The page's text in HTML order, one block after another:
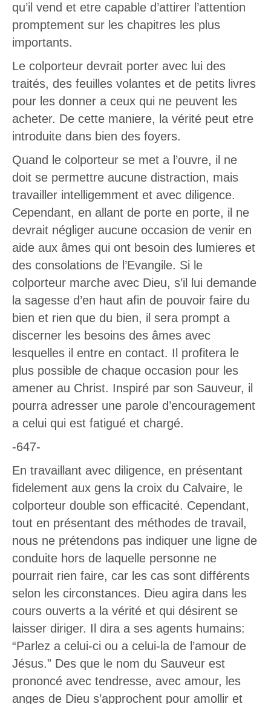
o
qu’il vend et etre capable d’attirer l’attention
promptement sur les chapitres les plus
importants.
Le colporteur devrait porter avec lui des
traités, des feuilles volantes et de petits livres
pour les donner a ceux qui ne peuvent les
acheter. De cette maniere, la vérité peut etre
introduite dans bien des foyers.
Quand le colporteur se met a l’ouvre, il ne
doit se permettre aucune distraction, mais
travailler intelligemment et avec diligence.
Cependant, en allant de porte en porte, il ne
devrait négliger aucune occasion de venir en
aide aux âmes qui ont besoin des lumieres et
des consolations de l’Evangile. Si le
colporteur marche avec Dieu, s’il lui demande
la sagesse d’en haut afin de pouvoir faire du
bien et rien que du bien, il sera prompt a
discerner les besoins des âmes avec
lesquelles il entre en contact. Il profitera le
plus possible de chaque occasion pour les
amener au Christ. Inspiré par son Sauveur, il
pourra adresser une parole d’encouragement
a celui qui est fatigué et chargé.
-647-
En travaillant avec diligence, en présentant
fidelement aux gens la croix du Calvaire, le
colporteur double son efficacité. Cependant,
tout en présentant des méthodes de travail,
nous ne prétendons pas indiquer une ligne de
conduite hors de laquelle personne ne
pourrait rien faire, car les cas sont différents
selon les circonstances. Dieu agira dans les
cours ouverts a la vérité et qui désirent se
laisser diriger. Il dira a ses agents humains:
“Parlez a celui-ci ou a celui-la de l’amour de
Jésus.” Des que le nom du Sauveur est
prononcé avec tendresse, avec amour, les
anges de Dieu s’approchent pour amollir et